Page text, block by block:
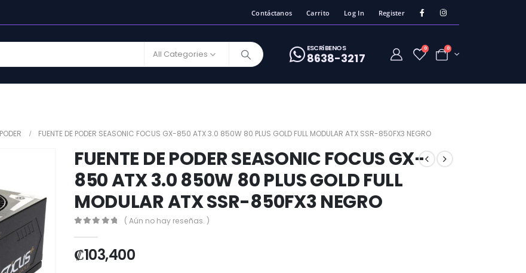
Contáctanos Carrito Log In Register
All Categories
ESCRíBENOS
8638-3217
0 0
FUENTE DE PODER SEASONIC FOCUS GX-850 ATX 3.0 850W 80 PLUS GOLD FULL MODULAR ATX SSR-850FX3 NEGRO
FUENTE DE PODER SEASONIC FOCUS GX-
850 ATX 3.0 850W 80 PLUS GOLD FULL
MODULAR ATX SSR-850FX3 NEGRO
( Aún no hay reseñas. )
₡103,400